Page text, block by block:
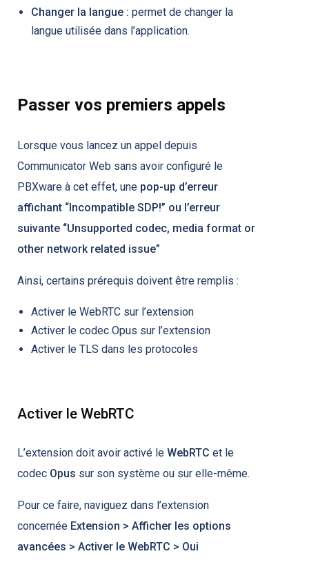
Changer la langue : permet de changer la
langue utilisée dans l’application.
Passer vos premiers appels
Lorsque vous lancez un appel depuis
Communicator Web sans avoir configuré le
PBXware à cet effet, une pop-up d’erreur
affichant “Incompatible SDP!” ou l’erreur
suivante “Unsupported codec, media format or
other network related issue”
Ainsi, certains prérequis doivent être remplis :
Activer le WebRTC sur l’extension
Activer le codec Opus sur l’extension
Activer le TLS dans les protocoles
Activer le WebRTC
L’extension doit avoir activé le WebRTC et le
codec Opus sur son système ou sur elle-même.
Pour ce faire, naviguez dans l’extension
concernée Extension > Afficher les options
avancées > Activer le WebRTC > Oui